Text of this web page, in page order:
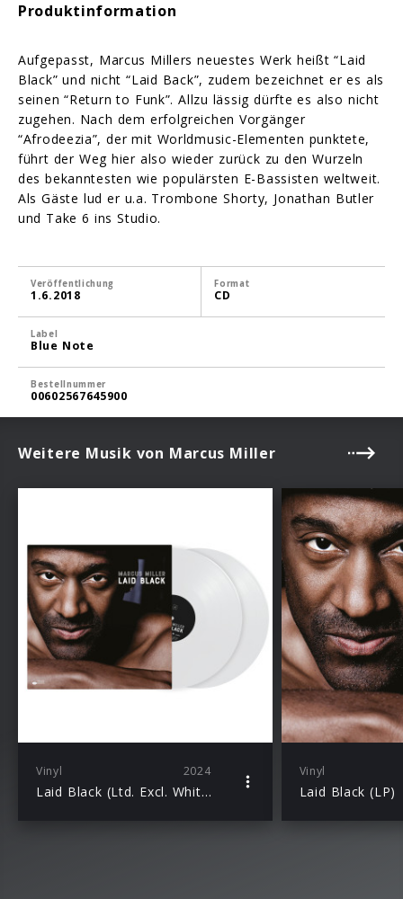
Produktinformation
Aufgepasst, Marcus Millers neuestes Werk heißt “Laid
Black” und nicht “Laid Back”, zudem bezeichnet er es als
seinen “Return to Funk”. Allzu lässig dürfte es also nicht
zugehen. Nach dem erfolgreichen Vorgänger
“Afrodeezia”, der mit Worldmusic-Elementen punktete,
führt der Weg hier also wieder zurück zu den Wurzeln
des bekanntesten wie populärsten E-Bassisten weltweit.
Als Gäste lud er u.a. Trombone Shorty, Jonathan Butler
und Take 6 ins Studio.
Veröffentlichung
1.6.2018
Format
CD
Label
Blue Note
Bestellnummer
00602567645900
Weitere Musik von Marcus Miller
Vinyl 2024
Laid Black (Ltd. Excl. White 2LP)
Vinyl
Laid Black (LP)